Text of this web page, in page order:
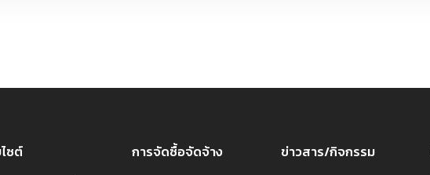
ซต์ การจัดซื้อจัดจ้าง ข่าวสาร/กิจกรรม